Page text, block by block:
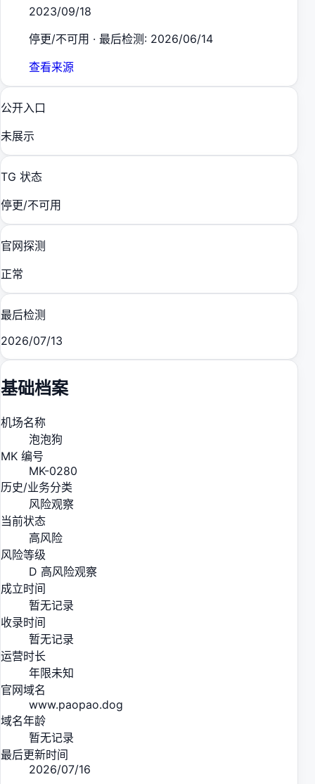
2023/09/18
停更/不可用 · 最后检测: 2026/06/14
查看来源
公开入口
未展示
TG 状态
停更/不可用
官网探测
正常
最后检测
2026/07/13
基础档案
机场名称
泡泡狗
MK 编号
MK-0280
历史/业务分类
风险观察
当前状态
高风险
风险等级
D 高风险观察
成立时间
暂无记录
收录时间
暂无记录
运营时长
年限未知
官网域名
www.paopao.dog
域名年龄
暂无记录
最后更新时间
2026/07/16